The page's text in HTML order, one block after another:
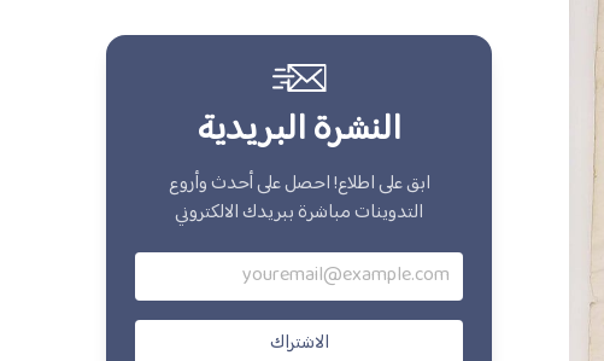
النشرة البريدية
ابق على اطلاع! احصل على أحدث وأروع
التدوينات مباشرة ببريدك الالكتروني
الاشتراك